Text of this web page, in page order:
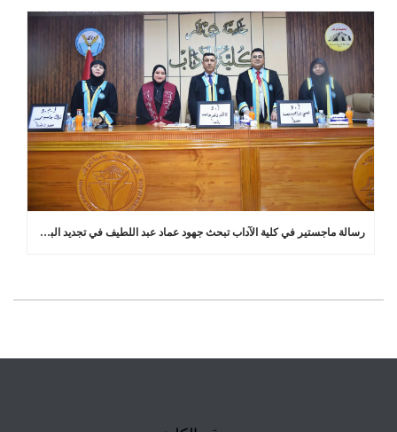
رسالة ماجستير في كلية الآداب تبحث جهود عماد عبد اللطيف في تجديد البلاغة العربية